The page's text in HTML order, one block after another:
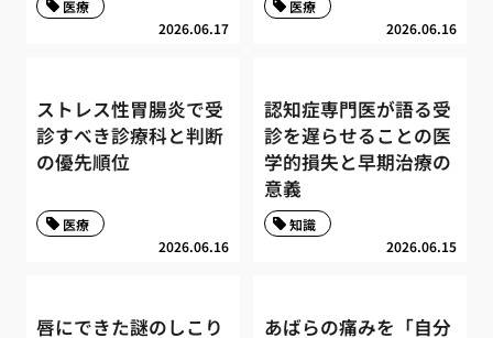
2026.06.17
医療
2026.06.16
医療
ストレス性胃腸炎で受
診すべき診療科と判断
の優先順位
2026.06.16
医療
認知症専門医が語る受
診を遅らせることの医
学的損失と早期治療の
意義
2026.06.15
知識
唇にできた謎のしこり
あばらの痛みを「自分